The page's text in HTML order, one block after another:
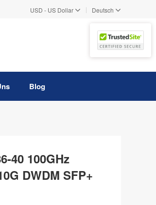
USD - US Dollar | Deutsch
Blog
40 100GHz
DWDM SFP+